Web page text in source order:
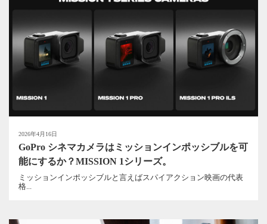
2026年4月16日
GoPro シネマカメラはミッションインポッシブルを可
能にするか？MISSION 1シリーズ。
ミッションインポッシブルと言えばスパイアクション映画の代表
格...